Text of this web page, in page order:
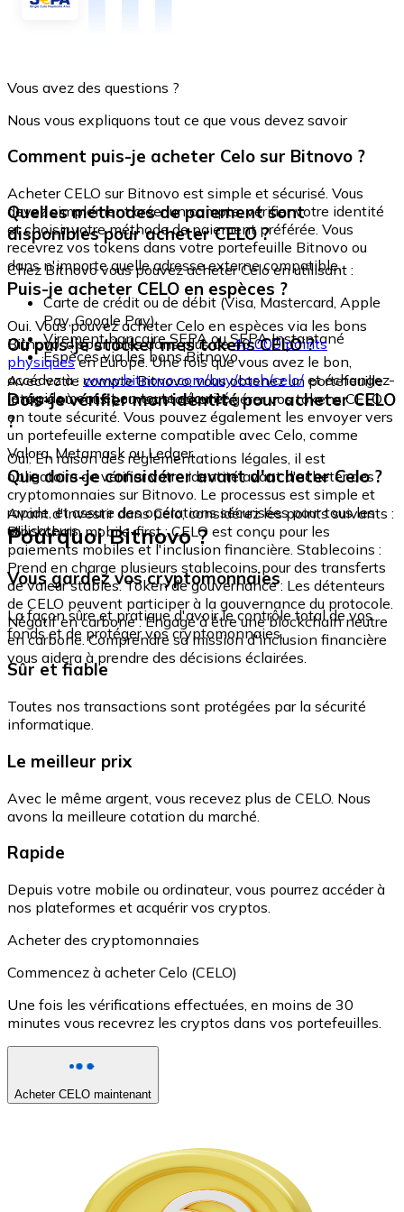
Vous avez des questions ?
Nous vous expliquons tout ce que vous devez savoir
Comment puis-je acheter Celo sur Bitnovo ?
Acheter CELO sur Bitnovo est simple et sécurisé. Vous
devez simplement créer un compte, vérifier votre identité
et choisir votre méthode de paiement préférée. Vous
recevrez vos tokens dans votre portefeuille Bitnovo ou
dans n'importe quelle adresse externe compatible.
Quelles méthodes de paiement sont
disponibles pour acheter CELO ?
Chez Bitnovo vous pouvez acheter Celo en utilisant :
Carte de crédit ou de débit (Visa, Mastercard, Apple
Pay, Google Pay)
Virement bancaire SEPA ou SEPA Instantané
Espèces via les bons Bitnovo
Puis-je acheter CELO en espèces ?
Oui. Vous pouvez acheter Celo en espèces via les bons
Bitnovo, disponibles dans plus de40 000 points
physiquesen Europe. Une fois que vous avez le bon,
accédez à : www.bitnovo.com/buy/cash/celo/ et échangez-
le rapidement et en toute sécurité.
Où puis-je stocker mes tokens CELO ?
Avec votre compte Bitnovo, vous obtenez un portefeuille
intégré où vous pouvez stocker et gérer vos tokens CELO
en toute sécurité. Vous pouvez également les envoyer vers
un portefeuille externe compatible avec Celo, comme
Valora, Metamask ou Ledger.
Dois-je vérifier mon identité pour acheter CELO
?
Oui. En raison des réglementations légales, il est
obligatoire de vérifier votre identité avant d'acheter des
cryptomonnaies sur Bitnovo. Le processus est simple et
rapide, et assure des opérations sécurisées pour tous les
utilisateurs.
Que dois-je considérer avant d'acheter Celo ?
Avant d'investir dans Celo, considérez les points suivants :
Blockchain mobile-first : CELO est conçu pour les
paiements mobiles et l'inclusion financière. Stablecoins :
Prend en charge plusieurs stablecoins pour des transferts
de valeur stables. Token de gouvernance : Les détenteurs
de CELO peuvent participer à la gouvernance du protocole.
Négatif en carbone : Engagé à être une blockchain neutre
en carbone. Comprendre sa mission d'inclusion financière
vous aidera à prendre des décisions éclairées.
Pourquoi Bitnovo ?
Vous gardez vos cryptomonnaies
La façon sûre et pratique d'avoir le contrôle total de vos
fonds et de protéger vos cryptomonnaies.
Sûr et fiable
Toutes nos transactions sont protégées par la sécurité
informatique.
Le meilleur prix
Avec le même argent, vous recevez plus de CELO. Nous
avons la meilleure cotation du marché.
Rapide
Depuis votre mobile ou ordinateur, vous pourrez accéder à
nos plateformes et acquérir vos cryptos.
Acheter des cryptomonnaies
Commencez à acheter Celo (CELO)
Une fois les vérifications effectuées, en moins de 30
minutes vous recevrez les cryptos dans vos portefeuilles.
Acheter CELO maintenant